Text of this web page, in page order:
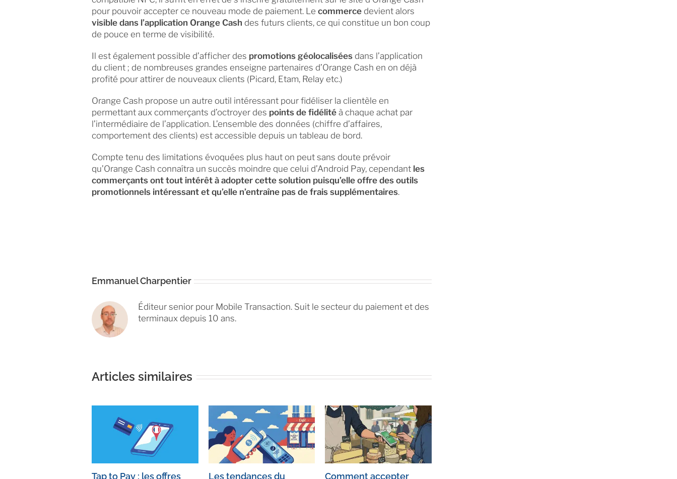
pour pouvoir accepter ce nouveau mode de paiement. Le commerce devient alors
visible dans l’application Orange Cash des futurs clients, ce qui constitue un bon coup
de pouce en terme de visibilité.
Il est également possible d’afficher des promotions géolocalisées dans l’application
du client ; de nombreuses grandes enseigne partenaires d’Orange Cash en on déjà
profité pour attirer de nouveaux clients (Picard, Etam, Relay etc.)
Orange Cash propose un autre outil intéressant pour fidéliser la clientèle en
permettant aux commerçants d’octroyer des points de fidélité à chaque achat par
l’intermédiaire de l’application. L’ensemble des données (chiffre d’affaires,
comportement des clients) est accessible depuis un tableau de bord.
Compte tenu des limitations évoquées plus haut on peut sans doute prévoir
qu’Orange Cash connaîtra un succès moindre que celui d’Android Pay, cependant les
commerçants ont tout intérêt à adopter cette solution puisqu’elle offre des outils
promotionnels intéressant et qu’elle n’entraîne pas de frais supplémentaires.
Emmanuel Charpentier
Éditeur senior pour Mobile Transaction. Suit le secteur du paiement et des
terminaux depuis 10 ans.
Articles similaires
Tap to Pay : les offres Les tendances du Comment accepter